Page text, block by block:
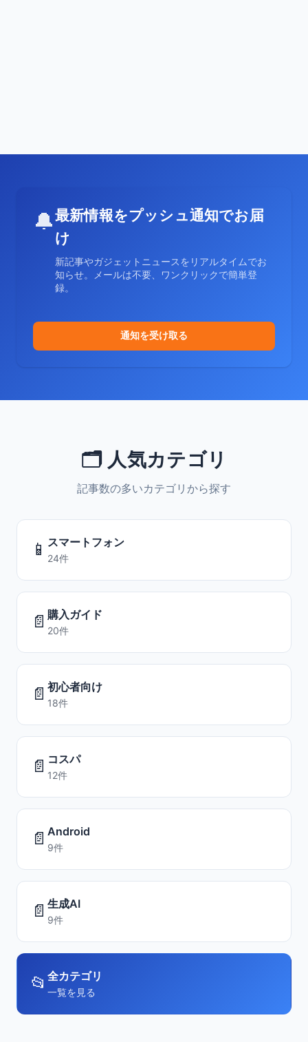
🔔最新情報をプッシュ通知でお届
け
新記事やガジェットニュースをリアルタイムでお
知らせ。メールは不要、ワンクリックで簡単登
録。
通知を受け取る
🗂️ 人気カテゴリ
記事数の多いカテゴリから探す
📱 スマートフォン
24件
📄 購入ガイド
20件
📄 初心者向け
18件
📄 コスパ
12件
📄 Android
9件
📄 生成AI
9件
📂 全カテゴリ
一覧を見る